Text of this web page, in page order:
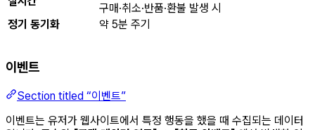
구매·취소·반품·환불 발생 시
정기 동기화
약 5분 주기
이벤트
Section titled “이벤트”
이벤트는 유저가 웹사이트에서 특정 행동을 했을 때 수집되는 데이터